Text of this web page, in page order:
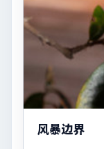
风暴边界